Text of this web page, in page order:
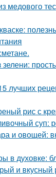
медового
лучших
рис с
суп:
и овощей:
в духовке:
и вкусный